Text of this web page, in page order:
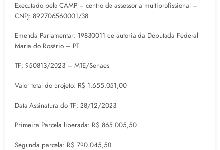
Executado pelo CAMP – centro de assessoria multiprofissional –
CNPJ: 892706560001/38
Emenda Parlamentar: 19830011 de autoria da Deputada Federal
Maria do Rosário – PT
TF: 950813/2023 – MTE/Senaes
Valor total do projeto: R$ 1.655.051,00
Data Assinatura do TF: 28/12/2023
Primeira Parcela liberada: R$ 865.005,50
Segunda parcela: R$ 790.045,50